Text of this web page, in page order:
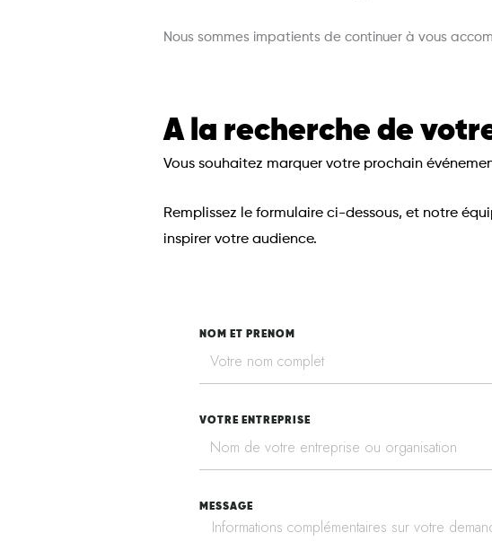
Nous sommes impatients de continuer à vous
A la recherche de
Vous souhaitez marquer votre prochain
Remplissez le formulaire ci-dessous, et notre
inspirer votre audience.
NOM ET PRENOM
VOTRE ENTREPRISE
MESSAGE